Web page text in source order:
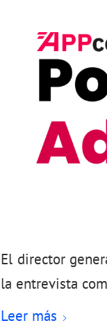
El director
la entrevista
Leer más